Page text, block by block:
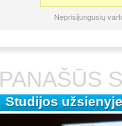
Neprisijungusių
PANAŠŪS
Studijos užsienyje